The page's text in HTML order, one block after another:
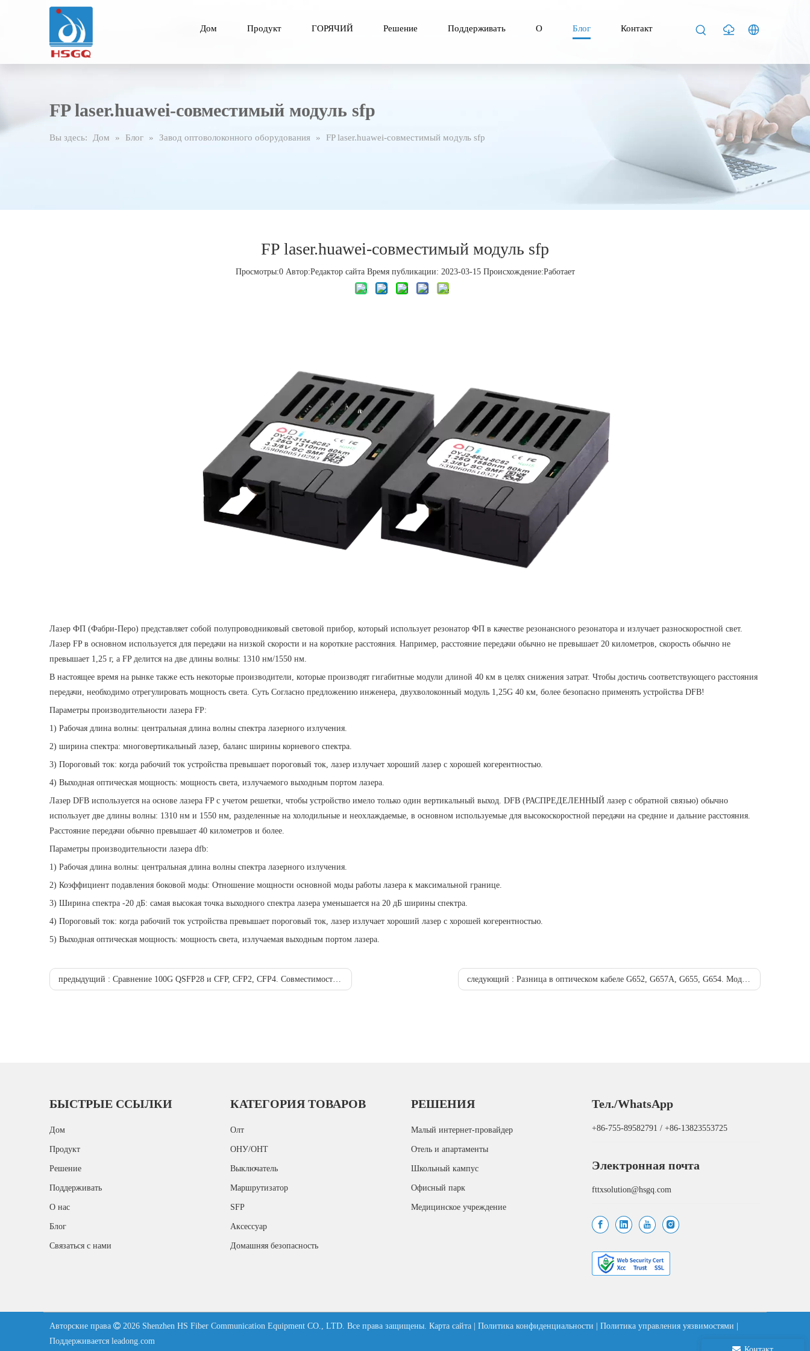
Дом Продукт ГОРЯЧИЙ Решение Поддерживать О Блог Контакт
FP laser.huawei-совместимый модуль sfp
Вы здесь: Дом » Блог » Завод оптоволоконного оборудования » FP laser.huawei-совместимый модуль sfp
FP laser.huawei-совместимый модуль sfp
Просмотры:0Автор:Pедактор сайта Время публикации: 2023-03-15 Происхождение:Работает
Лазер ФП (Фабри-Перо) представляет собой полупроводниковый световой прибор, который использует резонатор ФП в качестве резонансного резонатора и излучает разноскоростной свет.
Лазер FP в основном используется для передачи на низкой скорости и на короткие расстояния. Например, расстояние передачи обычно не превышает 20 километров, скорость обычно не
превышает 1,25 г, а FP делится на две длины волны: 1310 нм/1550 нм.
В настоящее время на рынке также есть некоторые производители, которые производят гигабитные модули длиной 40 км в целях снижения затрат. Чтобы достичь соответствующего расстояния
передачи, необходимо отрегулировать мощность света. Суть Согласно предложению инженера, двухволоконный модуль 1,25G 40 км, более безопасно применять устройства DFB!
Параметры производительности лазера FP:
1) Рабочая длина волны: центральная длина волны спектра лазерного излучения.
2) ширина спектра: многовертикальный лазер, баланс ширины корневого спектра.
3) Пороговый ток: когда рабочий ток устройства превышает пороговый ток, лазер излучает хороший лазер с хорошей когерентностью.
4) Выходная оптическая мощность: мощность света, излучаемого выходным портом лазера.
Лазер DFB используется на основе лазера FP с учетом решетки, чтобы устройство имело только один вертикальный выход. DFB (РАСПРЕДЕЛЕННЫЙ лазер с обратной связью) обычно
использует две длины волны: 1310 нм и 1550 нм, разделенные на холодильные и неохлаждаемые, в основном используемые для высокоскоростной передачи на средние и дальние расстояния.
Расстояние передачи обычно превышает 40 километров и более.
Параметры производительности лазера dfb:
1) Рабочая длина волны: центральная длина волны спектра лазерного излучения.
2) Коэффициент подавления боковой моды: Отношение мощности основной моды работы лазера к максимальной границе.
3) Ширина спектра -20 дБ: самая высокая точка выходного спектра лазера уменьшается на 20 дБ ширины спектра.
4) Пороговый ток: когда рабочий ток устройства превышает пороговый ток, лазер излучает хороший лазер с хорошей когерентностью.
5) Выходная оптическая мощность: мощность света, излучаемая выходным портом лазера.
предыдущий : Сравнение 100G QSFP28 и CFP, CFP2, CFP4. Совместимость с Huawei следующий : Разница в оптическом кабеле G652, G657A, G655, G654. Модуль cwdm sfp 10g 100 км
БЫСТРЫЕ ССЫЛКИ
Дом
Продукт
Решение
Поддерживать
О нас
Блог
Связаться с нами
КАТЕГОРИЯ ТОВАРОВ
Олт
ОНУ/ОНТ
Выключатель
Маршрутизатор
SFP
Аксессуар
Домашняя безопасность
РЕШЕНИЯ
Малый интернет-провайдер
Отель и апартаменты
Школьный кампус
Офисный парк
Медицинское учреждение
Тел./WhatsApp
+86-755-89582791 / +86-13823553725
Электронная почта
fttxsolution@hsgq.com
Авторские права  2026 Shenzhen HS Fiber Communication Equipment CO., LTD. Все права защищены. Карта сайта Политика конфиденциальности Политика управления уязвимостями
Поддерживается leadong.com